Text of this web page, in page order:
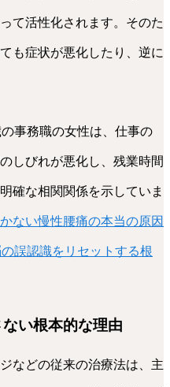
て活性化されます。そのた
も症状が悪化したり、逆に
事務職の女性は、仕事の
しびれが悪化し、残業時間
確な相関関係を示していま
ない慢性腰痛の本当の原因
誤認識をリセットする根
い根本的な理由
などの従来の治療法は、主